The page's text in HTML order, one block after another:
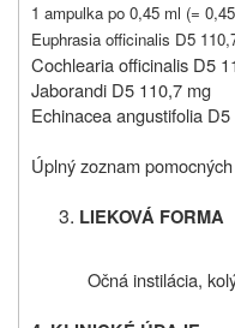
1 ampulka po 0,45 ml (=
Euphrasia officinalis D5
Cochlearia officinalis D5
Jaborandi D5 110,7 mg
Echinacea angustifolia
Úplný zoznam
LIEKOVÁ FORMA
Očná instilácia,